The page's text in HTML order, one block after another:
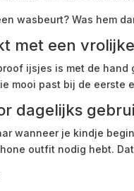
wasbeurt? Was hem
met een
ijsjes is met de
mooi past bij de eerste
dagelijks
wanneer je kindje
outfit nodig hebt.